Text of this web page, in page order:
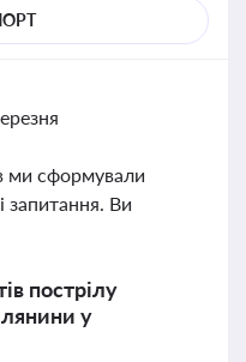
ми сформували
запитання. Ви
пострілу
у